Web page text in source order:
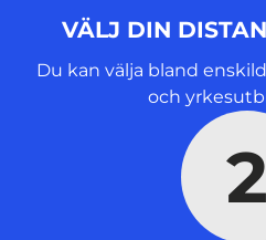
VÄLJ DIN
Du kan välja bland
och
2